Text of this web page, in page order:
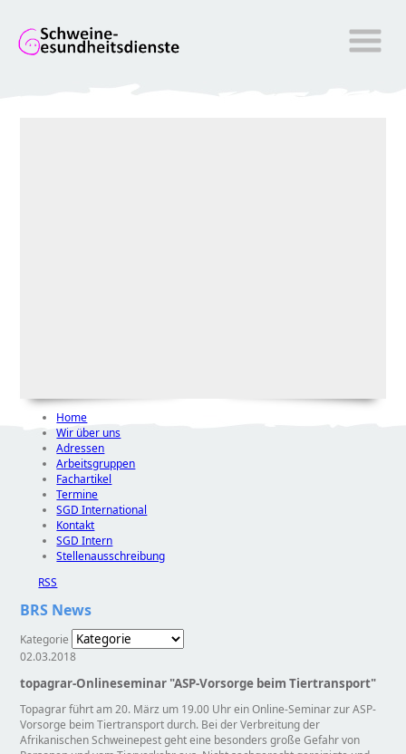
Home
Wir über uns
Adressen
Arbeitsgruppen
Fachartikel
Termine
SGD International
Kontakt
SGD Intern
Stellenausschreibung
RSS
BRS News
Kategorie
02.03.2018
topagrar-Onlineseminar "ASP-Vorsorge beim Tiertransport"
Topagrar führt am 20. März um 19.00 Uhr ein Online-Seminar zur ASP-
Vorsorge beim Tiertransport durch. Bei der Verbreitung der
Afrikanischen Schweinepest geht eine besonders große Gefahr von